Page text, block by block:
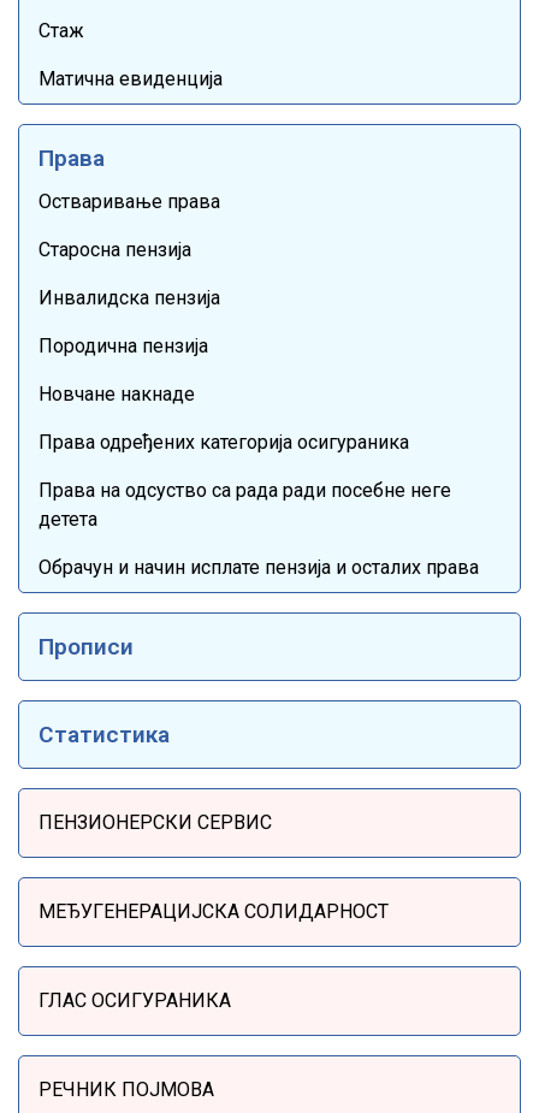
Стаж
Матична евиденција
Права
Остваривање права
Старосна пензија
Инвалидска пензија
Породична пензија
Новчане накнаде
Права одређених категорија осигураника
Права на одсуство са рада ради посебне неге
детета
Обрачун и начин исплате пензија и осталих права
Прописи
Статистика
ПЕНЗИОНЕРСКИ СЕРВИС
МЕЂУГЕНЕРАЦИЈСКА СОЛИДАРНОСТ
ГЛАС ОСИГУРАНИКА
РЕЧНИК ПОЈМОВА